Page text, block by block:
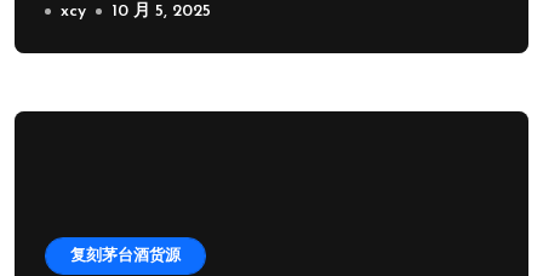
xcy 10 月 5, 2025
复刻茅台酒货源